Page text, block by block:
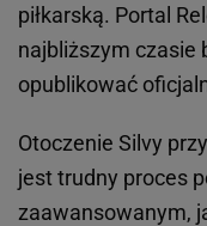
piłkarską. Portal
najbliższym czasie
opublikować
Otoczenie Silvy
jest trudny proces
zaawansowanym,